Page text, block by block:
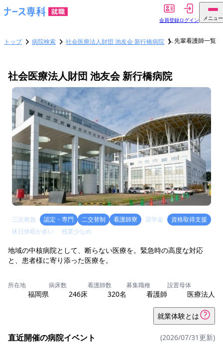
会員登録ログイン メニュー
トップ 病院検索 社会医療法人財団 池友会 新行橋病院 先輩看護師一覧
社会医療法人財団 池友会 新行橋病院
三次救急 認定・専門 二交替制 看護師寮 奨学金
資格取得支援
休日休暇が多い
残業少なめ
地域の中核病院として、断らない医療を。緊急時の高度な対応
と、患者様に寄り添った医療を。
所在地
福岡県
病床数
246床
看護師数
320名
募集職種
看護師
設置母体
医療法人
就業体験とは
直近開催の病院イベント (2026/07/31更新)